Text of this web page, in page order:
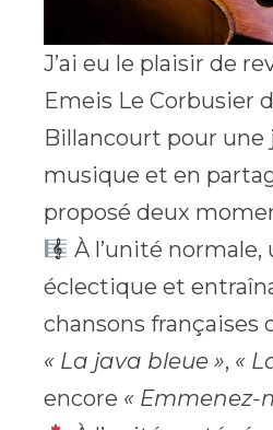
J’ai eu le plaisir de
Emeis Le Corbusier
Billancourt pour une
musique et en
proposé deux
À l’unité
éclectique et
chansons françaises
« La java bleue », «
encore « Emmenez-